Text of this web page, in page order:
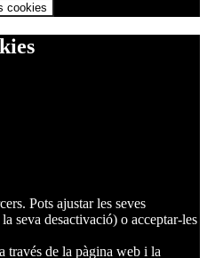
cookies
Pots ajustar les seves
seva desactivació) o acceptar-les
través de la pàgina web i la